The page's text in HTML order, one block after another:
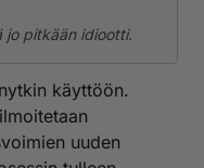
pitkään idiootti.
käyttöön.
uuden